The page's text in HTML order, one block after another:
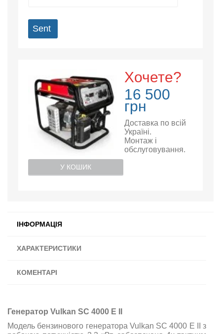
Sent
Хочете?
16 500
грн
Доставка по всій
Україні.
Монтаж і
обслуговування.
У КОШИК
ІНФОРМАЦІЯ
ХАРАКТЕРИСТИКИ
КОМЕНТАРІ
Генератор Vulkan SC 4000 E II
Модель бензинового генератора Vulkan SC 4000 E II з